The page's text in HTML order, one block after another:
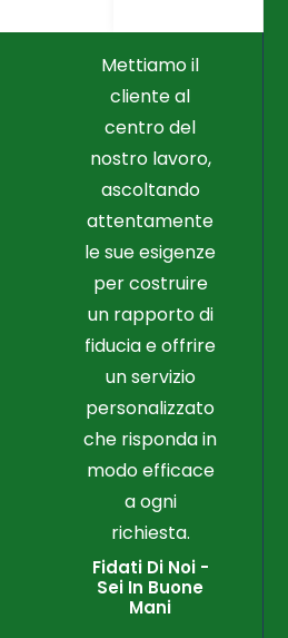
Mettiamo il
cliente al
centro del
nostro lavoro,
ascoltando
attentamente
le sue esigenze
per costruire
un rapporto di
fiducia e offrire
un servizio
personalizzato
che risponda in
modo efficace
a ogni
richiesta.
Fidati Di Noi -
Sei In Buone
Mani